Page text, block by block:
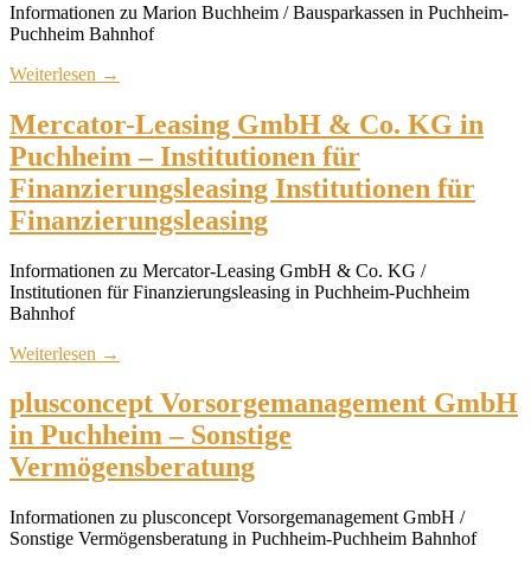
Informationen zu Marion Buchheim / Bausparkassen in Puchheim-
Puchheim Bahnhof
Weiterlesen →
Mercator-Leasing GmbH & Co. KG in
Puchheim – Institutionen für
Finanzierungsleasing Institutionen für
Finanzierungsleasing
Informationen zu Mercator-Leasing GmbH & Co. KG /
Institutionen für Finanzierungsleasing in Puchheim-Puchheim
Bahnhof
Weiterlesen →
plusconcept Vorsorgemanagement GmbH
in Puchheim – Sonstige
Vermögensberatung
Informationen zu plusconcept Vorsorgemanagement GmbH /
Sonstige Vermögensberatung in Puchheim-Puchheim Bahnhof